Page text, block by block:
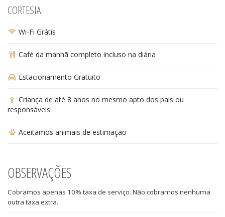
CORTESIA
Wi-Fi Grátis
Café da manhã completo incluso na diária
Estacionamento Gratuito
Criança de até 8 anos no mesmo apto dos pais ou
responsáveis
Aceitamos animais de estimação
OBSERVAÇÕES
Cobramos apenas 10% taxa de serviço. Não cobramos nenhuma
outra taxa extra.